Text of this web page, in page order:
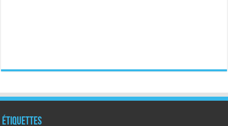
Étiquettes